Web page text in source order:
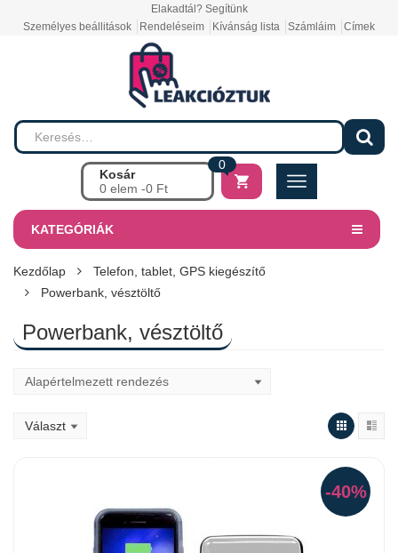
Elakadtál? Segítünk
Személyes beállitások
Rendeléseim Kívánság lista Számláim Címek
Kosár
0 elem -0 Ft
0
KATEGÓRIÁK
Kezdőlap
Telefon, tablet, GPS kiegészítő
Powerbank, vésztöltő
Powerbank, vésztöltő
-40%